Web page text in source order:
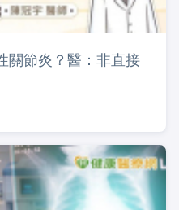
關節炎？醫：非直接